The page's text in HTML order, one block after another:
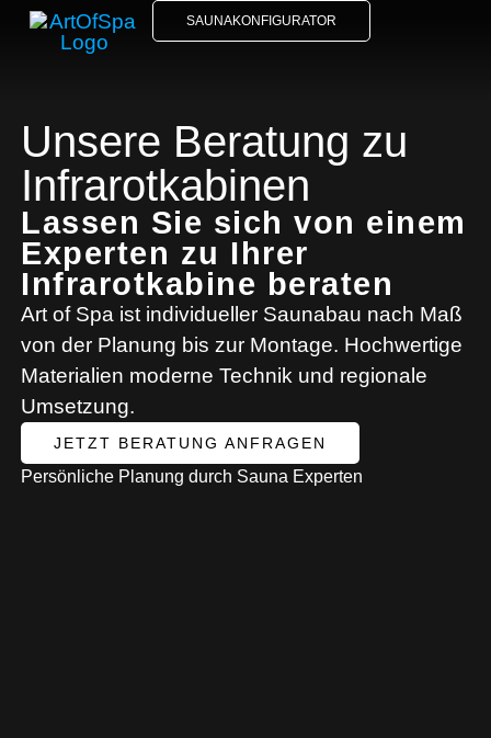
SAUNAKONFIGURATOR
Unsere Beratung zu
Infrarotkabinen
Lassen Sie sich von einem
Experten zu Ihrer
Infrarotkabine beraten
Art of Spa ist individueller Saunabau nach Maß
von der Planung bis zur Montage. Hochwertige
Materialien moderne Technik und regionale
Umsetzung.
JETZT BERATUNG ANFRAGEN
Persönliche Planung durch Sauna Experten